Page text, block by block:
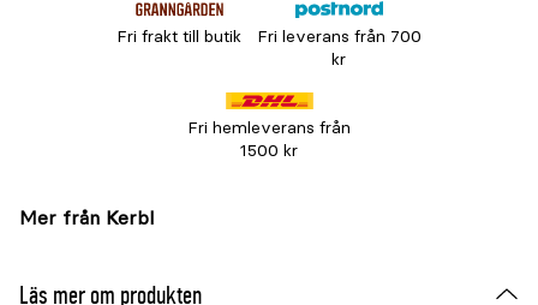
Fri frakt till butik
Fri leverans från 700
kr
Fri hemleverans från
1500 kr
Mer från Kerbl
Läs mer om produkten